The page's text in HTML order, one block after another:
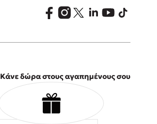
Κάνε δώρα στους αγαπημένους σου